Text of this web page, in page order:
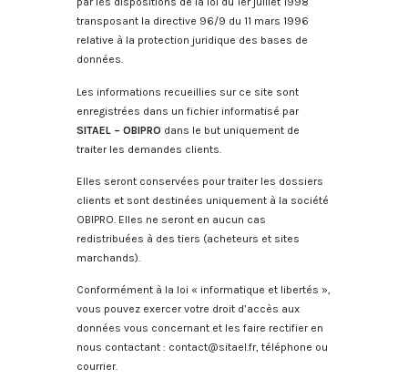
transposant la directive 96/9 du 11 mars 1996
relative à la protection juridique des bases de
données.
Les informations recueillies sur ce site sont
enregistrées dans un fichier informatisé par
SITAEL – OBIPRO dans le but uniquement de
traiter les demandes clients.
Elles seront conservées pour traiter les dossiers
clients et sont destinées uniquement à la société
OBIPRO. Elles ne seront en aucun cas
redistribuées à des tiers (acheteurs et sites
marchands).
Conformément à la loi « informatique et libertés »,
vous pouvez exercer votre droit d’accès aux
données vous concernant et les faire rectifier en
nous contactant : contact@sitael.fr, téléphone ou
courrier.